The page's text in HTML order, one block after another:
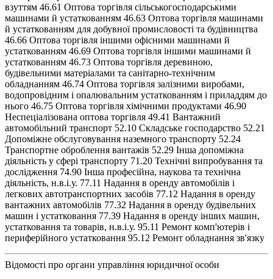
взуттям 46.61 Оптова торгівля сільськогосподарськими
машинами й устаткованням 46.63 Оптова торгівля машинами
й устаткованням для добувної промисловості та будівництва
46.66 Оптова торгівля іншими офісними машинами й
устаткованням 46.69 Оптова торгівля іншими машинами й
устаткованням 46.73 Оптова торгівля деревиною,
будівельними матеріалами та санітарно-технічним
обладнанням 46.74 Оптова торгівля залізними виробами,
водопровідним і опалювальним устаткованням і приладдям до
нього 46.75 Оптова торгівля хімічними продуктами 46.90
Неспеціалізована оптова торгівля 49.41 Вантажний
автомобільний транспорт 52.10 Складське господарство 52.21
Допоміжне обслуговування наземного транспорту 52.24
Транспортне оброблення вантажів 52.29 Інша допоміжна
діяльність у сфері транспорту 71.20 Технічні випробування та
дослідження 74.90 Інша професійна, наукова та технічна
діяльність, н.в.і.у. 77.11 Надання в оренду автомобілів і
легкових автотранспортних засобів 77.12 Надання в оренду
вантажних автомобілів 77.32 Надання в оренду будівельних
машин і устатковання 77.39 Надання в оренду інших машин,
устатковання та товарів, н.в.і.у. 95.11 Ремонт комп'ютерів і
периферійного устатковання 95.12 Ремонт обладнання зв'язку
Відомості про органи управління юридичної особи